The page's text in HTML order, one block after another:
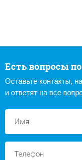
Есть вопросы
Оставьте контакты,
и ответят на все